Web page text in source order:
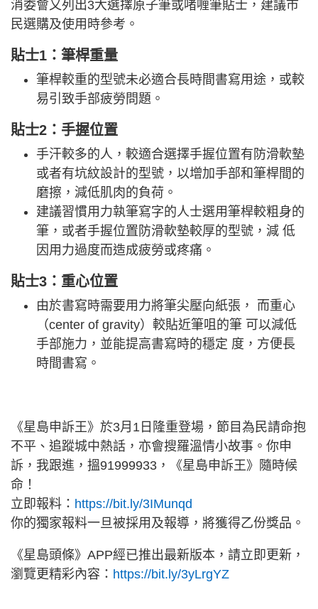
消委會又列出3大選擇原子筆或啫喱筆貼士，建議市
民選購及使用時參考。
貼士1：筆桿重量
筆桿較重的型號未必適合長時間書寫用途，或較
易引致手部疲勞問題。
貼士2：手握位置
手汗較多的人，較適合選擇手握位置有防滑軟墊
或者有坑紋設計的型號，以增加手部和筆桿間的
磨擦，減低肌肉的負荷。
建議習慣用力執筆寫字的人士選用筆桿較粗身的
筆，或者手握位置防滑軟墊較厚的型號，減 低
因用力過度而造成疲勞或疼痛。
貼士3：重心位置
由於書寫時需要用力將筆尖壓向紙張， 而重心
（center of gravity）較貼近筆咀的筆 可以減低
手部施力，並能提高書寫時的穩定 度，方便長
時間書寫。
《星島申訴王》於3月1日隆重登場，節目為民請命抱
不平、追蹤城中熱話，亦會搜羅溫情小故事。你申
訴，我跟進，搵91999933，《星島申訴王》隨時候
命！
立即報料： https://bit.ly/3IMunqd
你的獨家報料一旦被採用及報導，將獲得乙份獎品。
《星島頭條》APP經已推出最新版本，請立即更新，
瀏覽更精彩內容： https://bit.ly/3yLrgYZ